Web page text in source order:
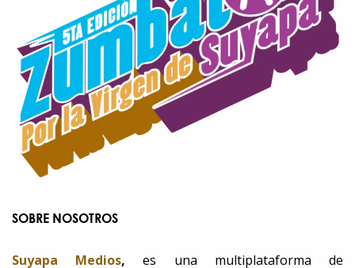
SOBRE NOSOTROS
Suyapa Medios, es una multiplataforma de